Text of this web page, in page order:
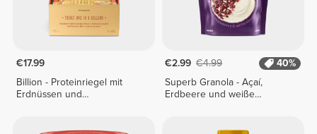
€17.99
Billion - Proteinriegel mit
Erdnüssen und
€2.99 €4.99
40%
Superb Granola - Açaí,
Erdbeere und weiße